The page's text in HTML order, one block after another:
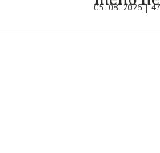
05. 08. 2026 |